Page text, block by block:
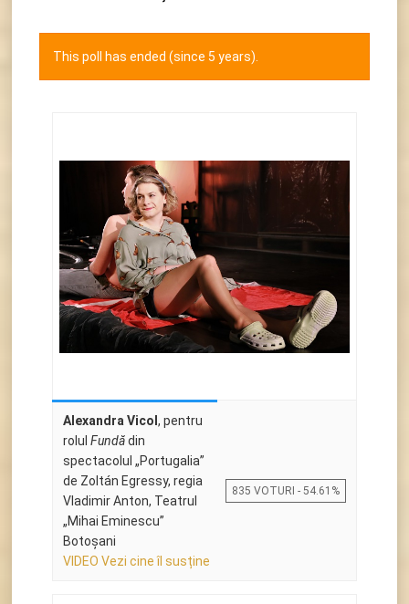
This poll has ended (since 5 years).
Alexandra Vicol , pentru
rolul Fundădin
spectacolul „Portugalia”
de Zoltán Egressy, regia
Vladimir Anton, Teatrul
„Mihai Eminescu”
Botoșani
VIDEO Vezi cine îl susține
835 VOTURI - 54.61%